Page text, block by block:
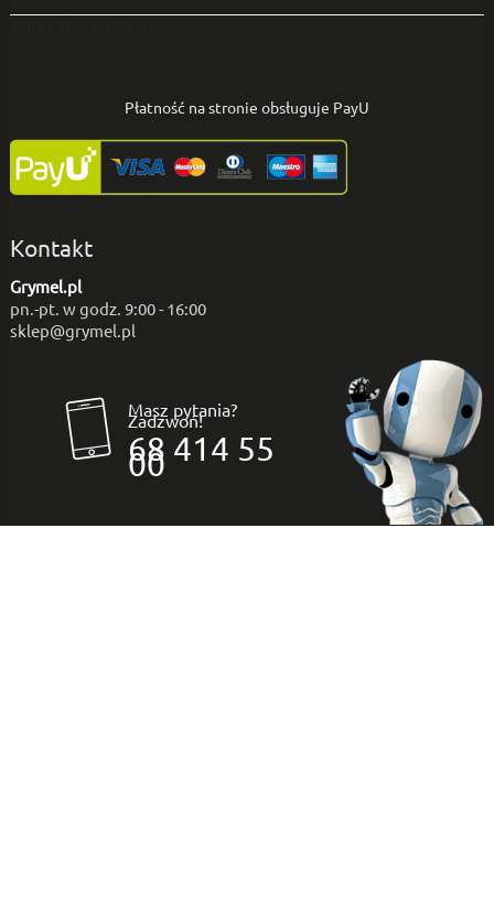
Płatność na stronie obsługuje PayU
Kontakt
Grymel.pl
pn.-pt. w godz. 9:00 - 16:00
sklep@grymel.pl
Masz pytania?
Zadzwoń!
68 414 55
00